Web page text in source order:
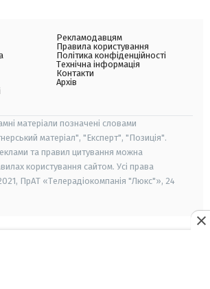
Рекламодавцям
Правила користування
Політика конфіденційності
Технічна інформація
Контакти
Архів
матеріали позначені словами
матеріал", "Експерт", "Позиція".
та правил цитування можна
користування сайтом. Усі права
ПрАТ «Телерадіокомпанія "Люкс"», 24